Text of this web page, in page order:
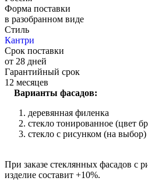
Форма поставки
в разобранном виде
Стиль
Кантри
Срок поставки
от 28 дней
Гарантийный срок
12 месяцев
Варианты фасадов:
деревянная филенка
стекло тонированное (цвет
стекло с рисунком (на выбор)
При заказе стеклянных фасадов с
изделие составит +10%.